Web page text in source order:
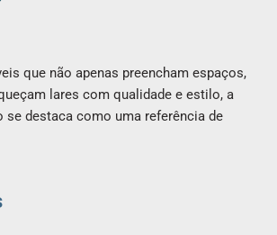
que não apenas preencham espaços,
lares com qualidade e estilo, a
se destaca como uma referência de